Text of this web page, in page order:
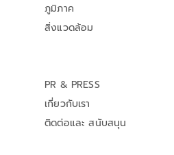
ภูมิภาค
สิ่งแวดล้อม
PR & PRESS
เกี่ยวกับเรา
ติดต่อและ สนับสนุน